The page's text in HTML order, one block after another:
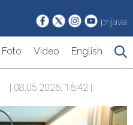
prijava
Foto Video English
| 08.05.2026. 16:42 |